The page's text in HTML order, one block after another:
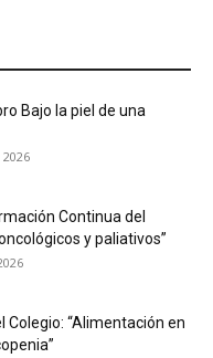
Bajo la piel de una
Continua del
y paliativos”
Colegio: “Alimentación en